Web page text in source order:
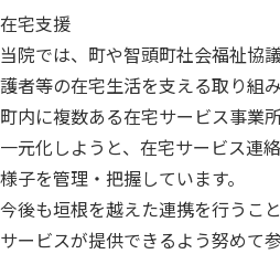
在宅支援
当院では、町や智頭町社会福祉協
護者等の在宅生活を支える取り組
町内に複数ある在宅サービス事業
一元化しようと、在宅サービス連
様子を管理・把握しています。
今後も垣根を越えた連携を行うこ
サービスが提供できるよう努めて参